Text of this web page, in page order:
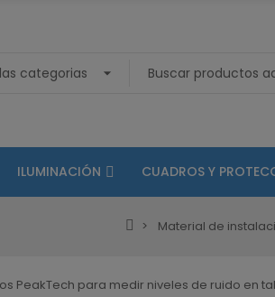
ILUMINACIÓN CUADROS Y
Material de
PeakTech para medir niveles de ruido en